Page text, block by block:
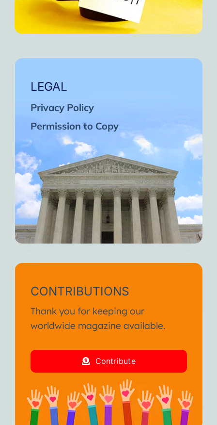
LEGAL
Privacy Policy
Permission to Copy
CONTRIBUTIONS
Thank you for keeping our
worldwide magazine available.
Contribute